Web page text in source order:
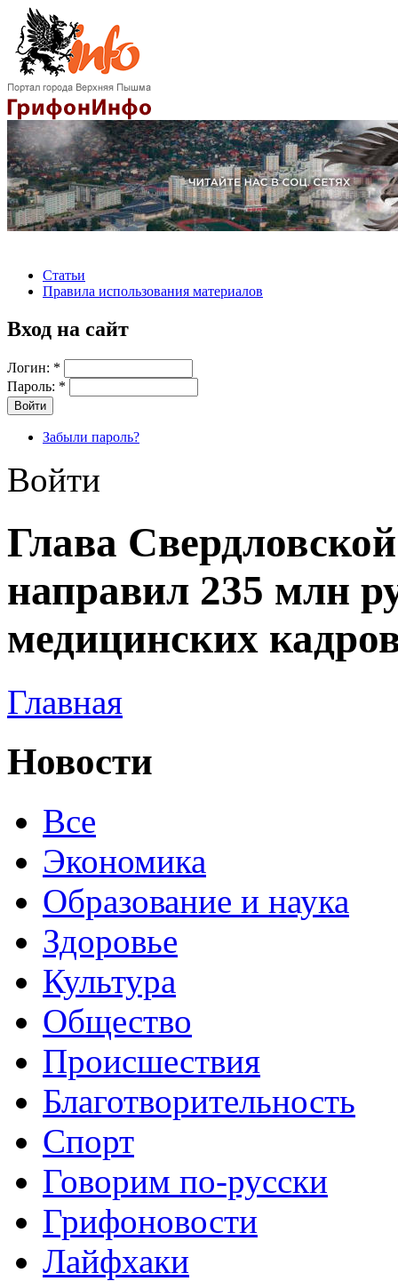
Статьи
Правила использования материалов
Вход на сайт
Логин: *
Пароль: *
Забыли пароль?
Войти
Глава
направил 235 млн
медицинских
Главная
Новости
Все
Экономика
Образование и наука
Здоровье
Культура
Общество
Происшествия
Благотворительность
Спорт
Говорим по-русски
Грифоновости
Лайфхаки